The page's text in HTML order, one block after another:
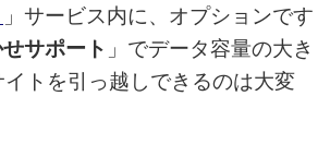
」サービス内に、オプションです
サポート 」でデータ容量の大き
トを引っ越しできるのは大変